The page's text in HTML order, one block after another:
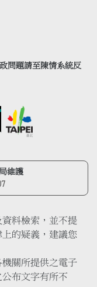
問題請至陳情系統反
維護
料檢索，並不提
的疑義，建議您
關所提供之電子
布文字有所不